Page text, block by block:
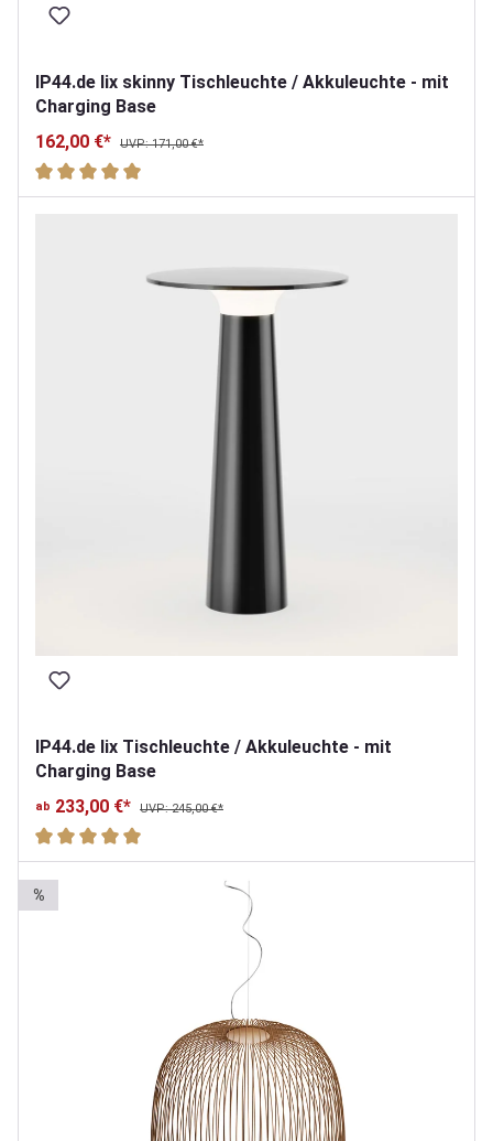
IP44.de lix skinny Tischleuchte / Akkuleuchte - mit
Charging Base
162,00 €*
UVP: 171,00 €*
Durchschnittliche Bewertung von 5 von 5 Sternen
IP44.de lix Tischleuchte / Akkuleuchte - mit
Charging Base
ab 233,00 €* UVP: 245,00 €*
Durchschnittliche Bewertung von 5 von 5 Sternen
%